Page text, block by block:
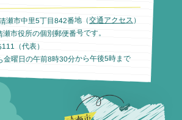
市中里5丁目842番地（交通アクセス ）
市役所の個別郵便番号です。
（代表）
金曜日の午前8時30分から午後5時まで